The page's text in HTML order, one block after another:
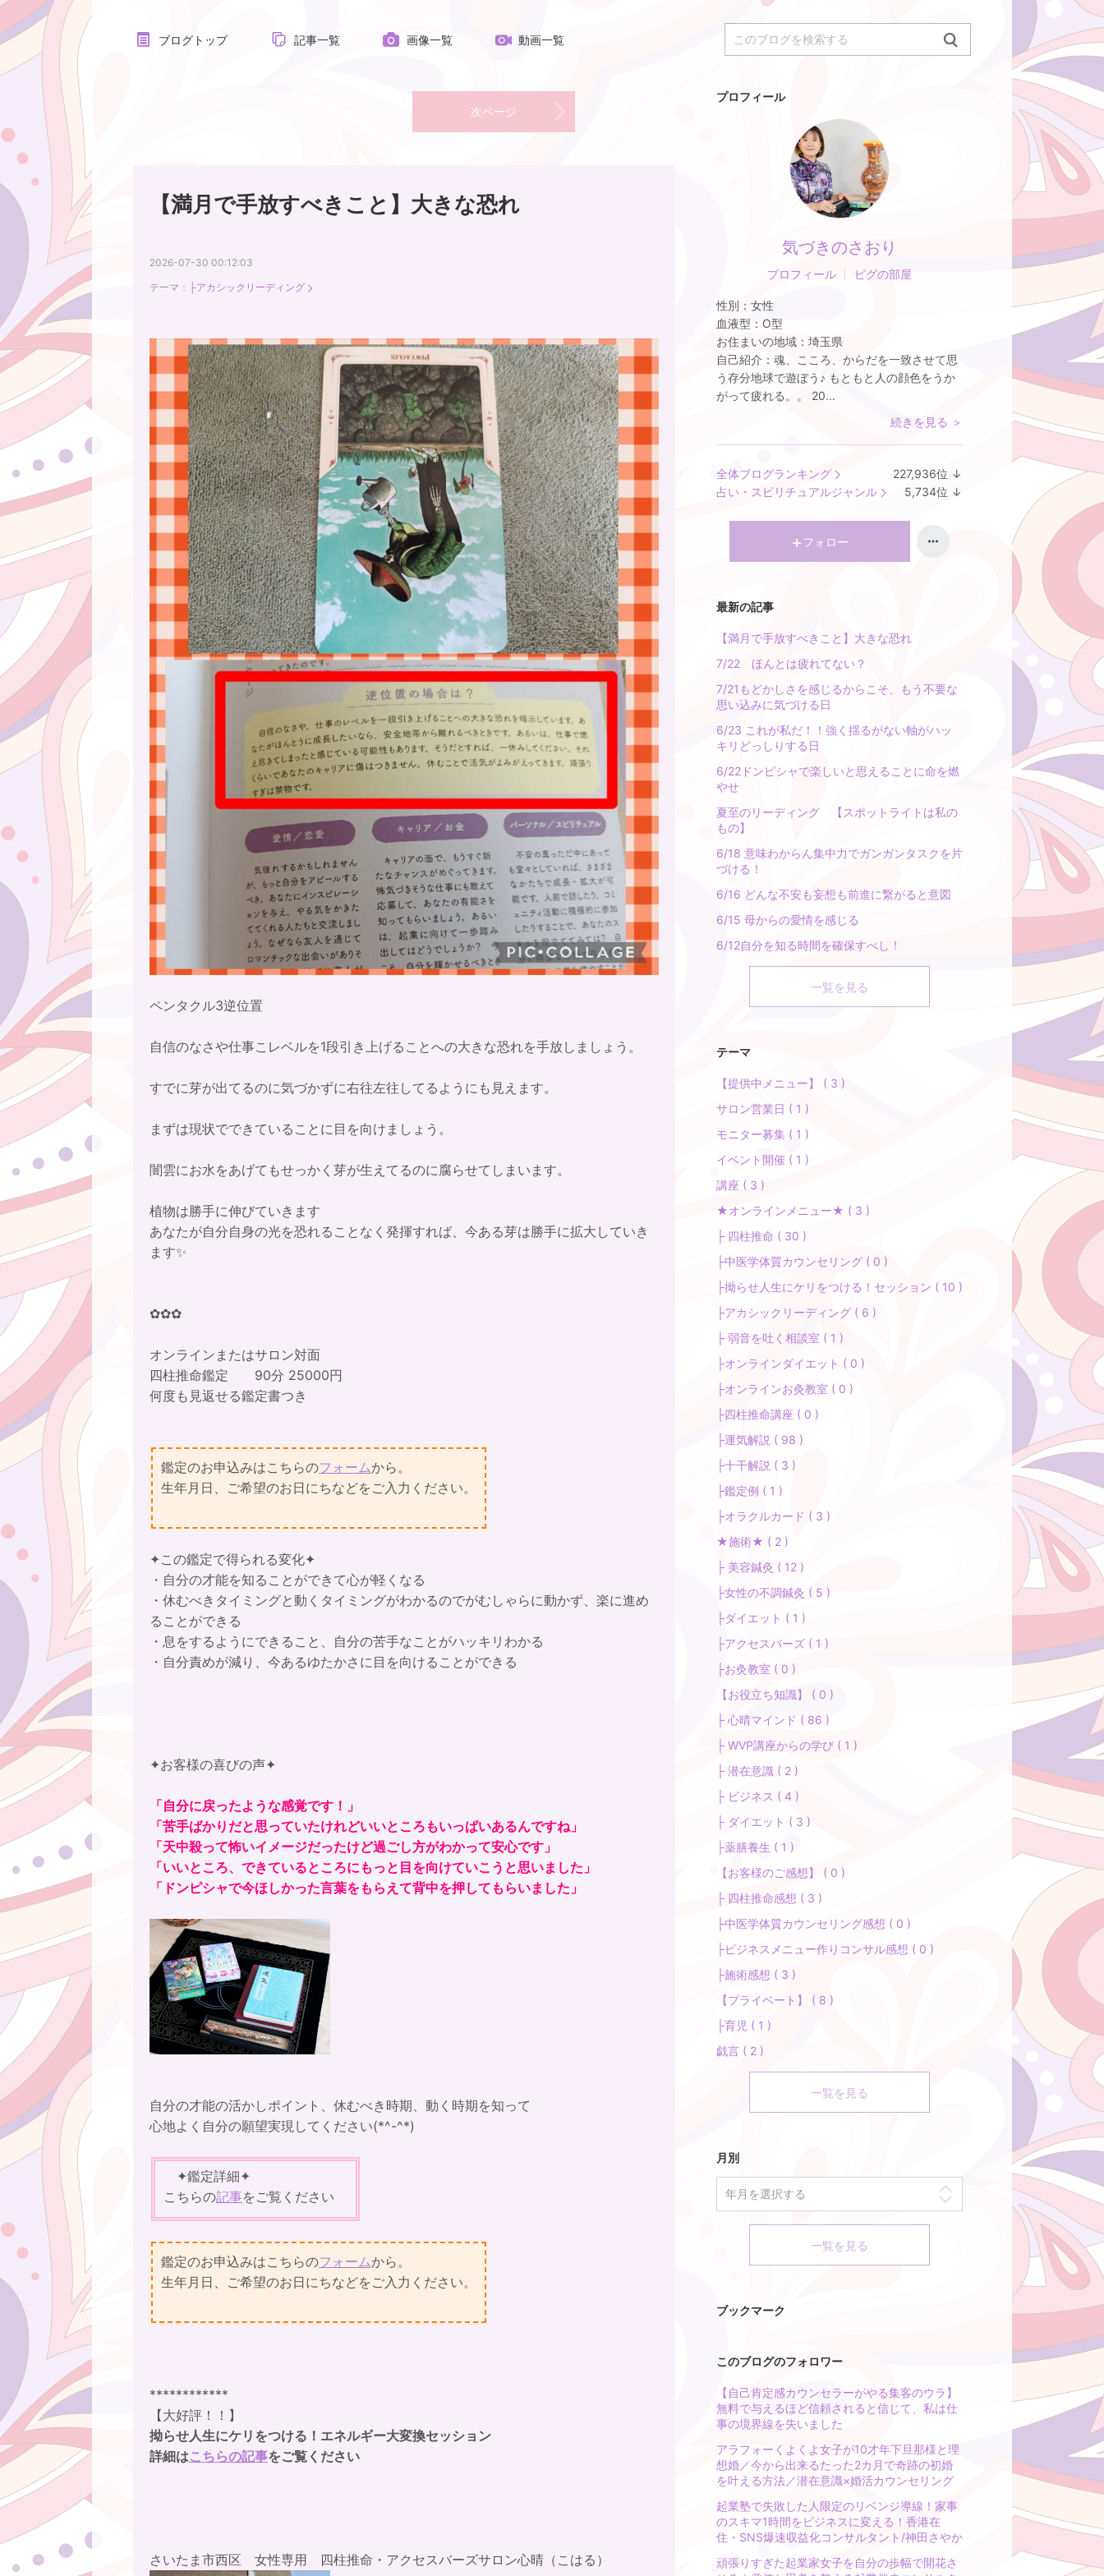
ブログトップ 記事一覧 画像一覧 動画一覧
次ページ
【満月で手放すべきこと】大きな恐れ
2026-07-30 00:12:03
テーマ： ├アカシックリーディング
ペンタクル3逆位置
自信のなさや仕事こレベルを1段引き上げることへの大きな恐れを手放しましょう。
すでに芽が出てるのに気づかずに右往左往してるようにも見えます。
まずは現状でできていることに目を向けましょう。
闇雲にお水をあげてもせっかく芽が生えてるのに腐らせてしまいます。
植物は勝手に伸びていきます
あなたが自分自身の光を恐れることなく発揮すれば、今ある芽は勝手に拡大していき
ます✨
✿✿✿
オンラインまたはサロン対面
四柱推命鑑定 90分 25000円
何度も見返せる鑑定書つき
鑑定のお申込みはこちらのフォームから。
生年月日、ご希望のお日にちなどをご入力ください。
✦この鑑定で得られる変化✦
・自分の才能を知ることができて心が軽くなる
・休むべきタイミングと動くタイミングがわかるのでがむしゃらに動かず、楽に進め
ることができる
・息をするようにできること、自分の苦手なことがハッキリわかる
・自分責めが減り、今あるゆたかさに目を向けることができる
✦お客様の喜びの声✦
「自分に戻ったような感覚です！」
「苦手ばかりだと思っていたけれどいいところもいっぱいあるんですね」
「天中殺って怖いイメージだったけど過ごし方がわかって安心です」
「いいところ、できているところにもっと目を向けていこうと思いました」
「ドンピシャで今ほしかった言葉をもらえて背中を押してもらいました」
自分の才能の活かしポイント、休むべき時期、動く時期を知って
心地よく自分の願望実現してください(*^-^*)
✦鑑定詳細✦
こちらの記事をご覧ください
鑑定のお申込みはこちらのフォームから。
生年月日、ご希望のお日にちなどをご入力ください。
************
【大好評！！】
拗らせ人生にケリをつける！エネルギー大変換セッション
詳細はこちらの記事をご覧ください
さいたま市西区 ⁡女性専用 四柱推命・アクセスバーズサロン心晴（こはる）⁡
プロフィール
気づきのさおり
プロフィール ピグの部屋
性別： 女性
血液型： O型
お住まいの地域： 埼玉県
自己紹介： 魂、こころ、からだを一致させて思
う存分地球で遊ぼう♪ もともと人の顔色をうか
がって疲れる。。 20...
続きを見る ＞
全体ブログランキング 227,936位 ↓
占い・スピリチュアルジャンル 5,734位 ↓
フォロー
最新の記事
【満月で手放すべきこと】大きな恐れ
7/22 ほんとは疲れてない？
7/21もどかしさを感じるからこそ、もう不要な
思い込みに気づける日
6/23 これが私だ！！強く揺るがない軸がハッ
キリどっしりする日
6/22ドンピシャで楽しいと思えることに命を燃
やせ
夏至のリーディング 【スポットライトは私の
もの】
6/18 意味わからん集中力でガンガンタスクを片
づける！
6/16 どんな不安も妄想も前進に繋がると意図
6/15 母からの愛情を感じる
6/12自分を知る時間を確保すべし！
一覧を見る
テーマ
【提供中メニュー】 ( 3 )
サロン営業日 ( 1 )
モニター募集 ( 1 )
イベント開催 ( 1 )
講座 ( 3 )
★オンラインメニュー★ ( 3 )
├ 四柱推命 ( 30 )
├中医学体質カウンセリング ( 0 )
├拗らせ人生にケリをつける！セッション ( 10 )
├アカシックリーディング ( 6 )
├ 弱音を吐く相談室 ( 1 )
├オンラインダイエット ( 0 )
├オンラインお灸教室 ( 0 )
├四柱推命講座 ( 0 )
├運気解説 ( 98 )
├十干解説 ( 3 )
├鑑定例 ( 1 )
├オラクルカード ( 3 )
★施術★ ( 2 )
├ 美容鍼灸 ( 12 )
├女性の不調鍼灸 ( 5 )
├ダイエット ( 1 )
├アクセスバーズ ( 1 )
├お灸教室 ( 0 )
【お役立ち知識】 ( 0 )
├ 心晴マインド ( 86 )
├ WVP講座からの学び ( 1 )
├ 潜在意識 ( 2 )
├ ビジネス ( 4 )
├ ダイエット ( 3 )
├薬膳養生 ( 1 )
【お客様のご感想】 ( 0 )
├ 四柱推命感想 ( 3 )
├中医学体質カウンセリング感想 ( 0 )
├ビジネスメニュー作りコンサル感想 ( 0 )
├施術感想 ( 3 )
【プライベート】 ( 8 )
├育児 ( 1 )
戯言 ( 2 )
一覧を見る
月別
一覧を見る
ブックマーク
このブログのフォロワー
【自己肯定感カウンセラーがやる集客のウラ】
無料で与えるほど信頼されると信じて、私は仕
事の境界線を失いました
アラフォーくよくよ女子が10才年下旦那様と理
想婚／今から出来るたった2カ月で奇跡の初婚
を叶える方法／潜在意識×婚活カウンセリング
起業塾で失敗した人限定のリベンジ導線！家事
のスキマ1時間をビジネスに変える！香港在
住・SNS爆速収益化コンサルタント/神田さやか
頑張りすぎた起業家女子を自分の歩幅で開花さ